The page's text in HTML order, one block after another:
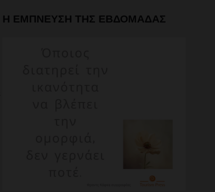
Η ΕΜΠΝΕΥΣΗ ΤΗΣ ΕΒΔΟΜΑΔΑΣ